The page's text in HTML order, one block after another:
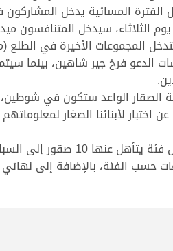
20، وخلال الفترة المسائية يدخل
الدعو فرخ جير شاهين، بينما
الصقار الواعد ستكون في شوطين،
اختبار لأبنائنا الصغار